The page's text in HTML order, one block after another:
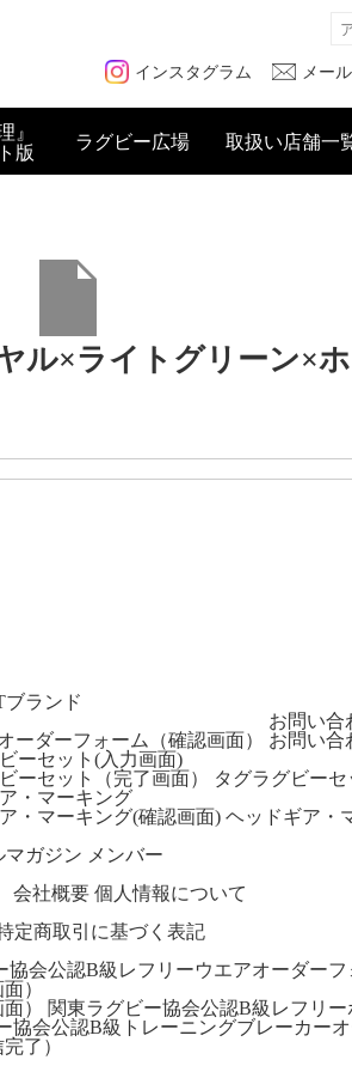
インスタグラム メー
』
版
ラグビー広場 取扱い店舗一
ル×ライトグリーン×
ブランド
ーダーフォーム（確認画面）
お問い合
お問い合
ーセット(入力画面)
ーセット（完了画面）
タグラグビーセ
・マーキング
・マーキング(確認画面) ヘッドギア・
マガジン メンバー
会社概要 個人情報について
定商取引に基づく表記
協会公認B級レフリーウエアオーダーフ
）
）
関東ラグビー協会公認B級レフリ
協会公認B級トレーニングブレーカー
了）